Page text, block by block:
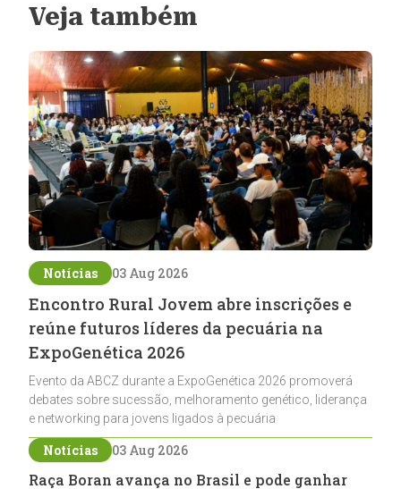
Veja também
Notícias 03 Aug 2026
Encontro Rural Jovem abre inscrições e
reúne futuros líderes da pecuária na
ExpoGenética 2026
Evento da ABCZ durante a ExpoGenética 2026 promoverá
debates sobre sucessão, melhoramento genético, liderança
e networking para jovens ligados à pecuária
Notícias 03 Aug 2026
Raça Boran avança no Brasil e pode ganhar